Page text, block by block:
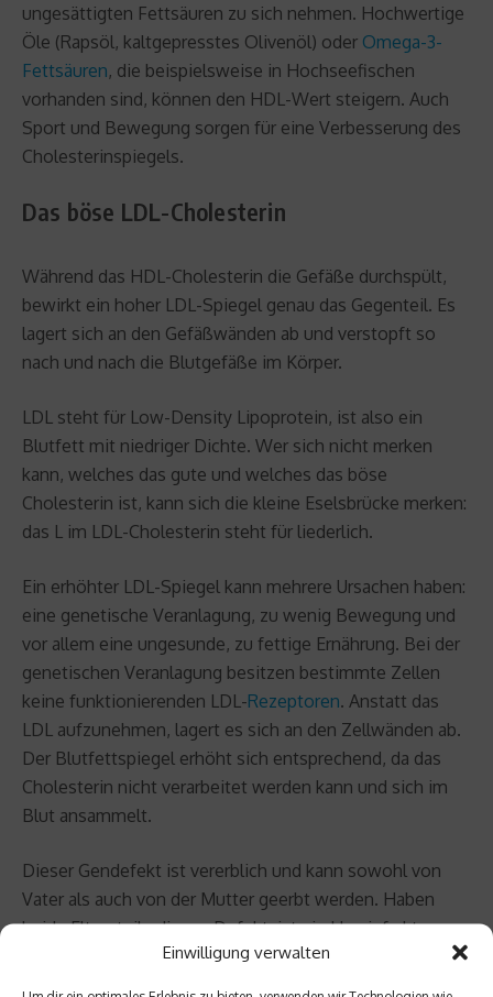
Einwilligung verwalten
ungesättigten Fettsäuren zu sich nehmen. Hochwertige
Öle (Rapsöl, kaltgepresstes Olivenöl) oder Omega-3-
Fettsäuren, die beispielsweise in Hochseefischen
vorhanden sind, können den HDL-Wert steigern. Auch
Sport und Bewegung sorgen für eine Verbesserung des
Cholesterinspiegels.
Das böse LDL-Cholesterin
Während das HDL-Cholesterin die Gefäße durchspült,
bewirkt ein hoher LDL-Spiegel genau das Gegenteil. Es
lagert sich an den Gefäßwänden ab und verstopft so
nach und nach die Blutgefäße im Körper.
LDL steht für Low-Density Lipoprotein, ist also ein
Blutfett mit niedriger Dichte. Wer sich nicht merken
kann, welches das gute und welches das böse
Cholesterin ist, kann sich die kleine Eselsbrücke merken:
das L im LDL-Cholesterin steht für liederlich.
Ein erhöhter LDL-Spiegel kann mehrere Ursachen haben:
eine genetische Veranlagung, zu wenig Bewegung und
vor allem eine ungesunde, zu fettige Ernährung. Bei der
genetischen Veranlagung besitzen bestimmte Zellen
keine funktionierenden LDL-Rezeptoren. Anstatt das
LDL aufzunehmen, lagert es sich an den Zellwänden ab.
Der Blutfettspiegel erhöht sich entsprechend, da das
Cholesterin nicht verarbeitet werden kann und sich im
Blut ansammelt.
Dieser Gendefekt ist vererblich und kann sowohl von
Vater als auch von der Mutter geerbt werden. Haben
beide Elternteile diesen Defekt, ist ein Herzinfarkt vor
dem 15. Lebensjahr keine Seltenheit. Besitzt ein